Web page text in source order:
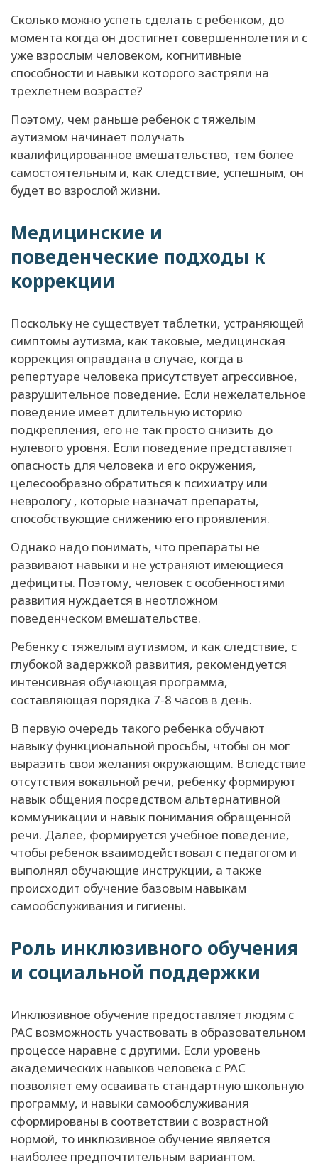
Сколько можно успеть сделать с ребенком, до
момента когда он достигнет совершеннолетия и с
уже взрослым человеком, когнитивные
способности и навыки которого застряли на
трехлетнем возрасте?
Поэтому, чем раньше ребенок с тяжелым
аутизмом начинает получать
квалифицированное вмешательство, тем более
самостоятельным и, как следствие, успешным, он
будет во взрослой жизни.
Медицинские и
поведенческие подходы к
коррекции
Поскольку не существует таблетки, устраняющей
симптомы аутизма, как таковые, медицинская
коррекция оправдана в случае, когда в
репертуаре человека присутствует агрессивное,
разрушительное поведение. Если нежелательное
поведение имеет длительную историю
подкрепления, его не так просто снизить до
нулевого уровня. Если поведение представляет
опасность для человека и его окружения,
целесообразно обратиться к психиатру или
неврологу , которые назначат препараты,
способствующие снижению его проявления.
Однако надо понимать, что препараты не
развивают навыки и не устраняют имеющиеся
дефициты. Поэтому, человек с особенностями
развития нуждается в неотложном
поведенческом вмешательстве.
Ребенку с тяжелым аутизмом, и как следствие, с
глубокой задержкой развития, рекомендуется
интенсивная обучающая программа,
составляющая порядка 7-8 часов в день.
В первую очередь такого ребенка обучают
навыку функциональной просьбы, чтобы он мог
выразить свои желания окружающим. Вследствие
отсутствия вокальной речи, ребенку формируют
навык общения посредством альтернативной
коммуникации и навык понимания обращенной
речи. Далее, формируется учебное поведение,
чтобы ребенок взаимодействовал с педагогом и
выполнял обучающие инструкции, а также
происходит обучение базовым навыкам
самообслуживания и гигиены.
Роль инклюзивного обучения
и социальной поддержки
Инклюзивное обучение предоставляет людям с
РАС возможность участвовать в образовательном
процессе наравне с другими. Если уровень
академических навыков человека с РАС
позволяет ему осваивать стандартную школьную
программу, и навыки самообслуживания
сформированы в соответствии с возрастной
нормой, то инклюзивное обучение является
наиболее предпочтительным вариантом.